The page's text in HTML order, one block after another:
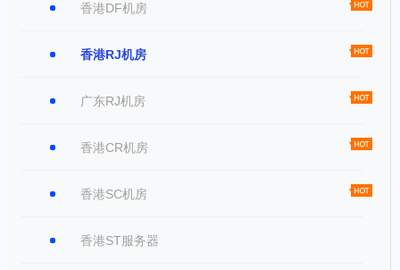
香港DF机房
香港RJ机房
广东RJ机房
香港CR机房
香港SC机房
香港ST服务器